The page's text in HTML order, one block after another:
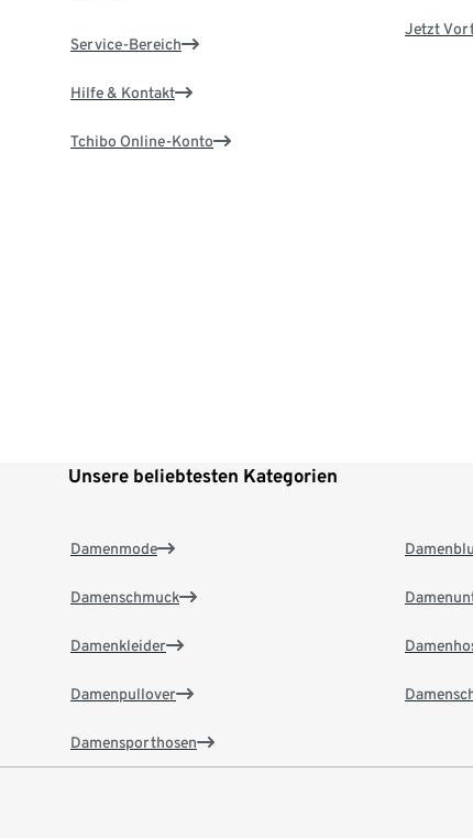
Service-Bereich
Hilfe & Kontakt
Tchibo Online-Konto
Jetzt
Unsere beliebtesten Kategorien
Damenmode
Damenschmuck
Damenkleider
Damenpullover
Damensporthosen